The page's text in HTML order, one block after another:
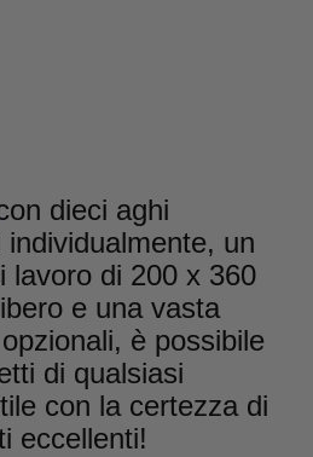
dieci aghi
un
lavoro di 200 x 360
e una vasta
è possibile
di qualsiasi
con la certezza di
eccellenti!